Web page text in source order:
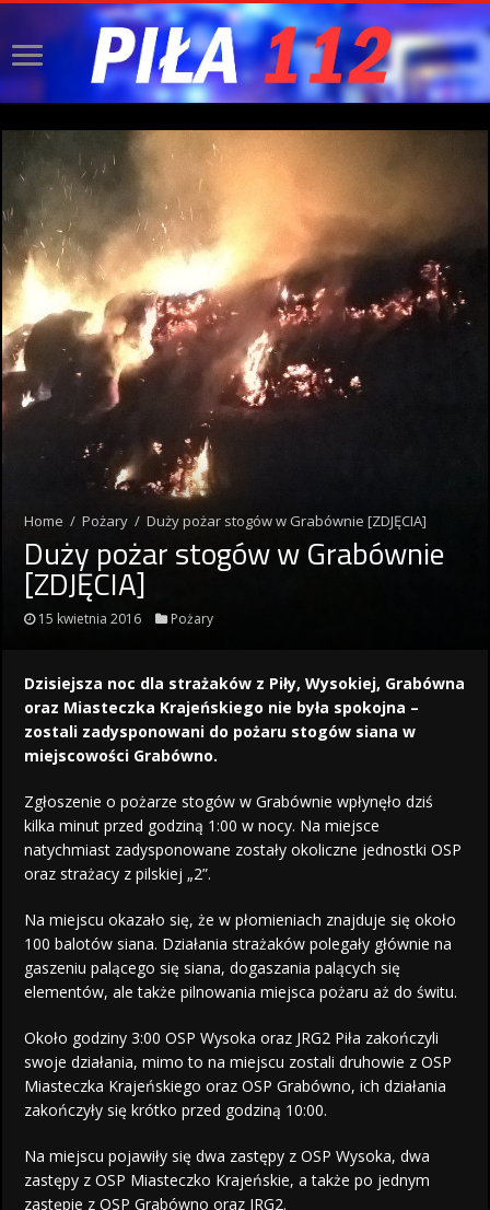
Home / Pożary / Duży pożar stogów w Grabównie [ZDJĘCIA]
Duży pożar stogów w Grabównie
[ZDJĘCIA]
15 kwietnia 2016 Pożary
Dzisiejsza noc dla strażaków z Piły, Wysokiej, Grabówna
oraz Miasteczka Krajeńskiego nie była spokojna –
zostali zadysponowani do pożaru stogów siana w
miejscowości Grabówno.
Zgłoszenie o pożarze stogów w Grabównie wpłynęło dziś
kilka minut przed godziną 1:00 w nocy. Na miejsce
natychmiast zadysponowane zostały okoliczne jednostki OSP
oraz strażacy z pilskiej „2”.
Na miejscu okazało się, że w płomieniach znajduje się około
100 balotów siana. Działania strażaków polegały głównie na
gaszeniu palącego się siana, dogaszania palących się
elementów, ale także pilnowania miejsca pożaru aż do świtu.
Około godziny 3:00 OSP Wysoka oraz JRG2 Piła zakończyli
swoje działania, mimo to na miejscu zostali druhowie z OSP
Miasteczka Krajeńskiego oraz OSP Grabówno, ich działania
zakończyły się krótko przed godziną 10:00.
Na miejscu pojawiły się dwa zastępy z OSP Wysoka, dwa
zastępy z OSP Miasteczko Krajeńskie, a także po jednym
zastępie z OSP Grabówno oraz JRG2.